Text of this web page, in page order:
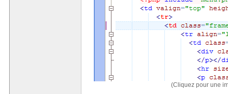
(Cliquez pour une